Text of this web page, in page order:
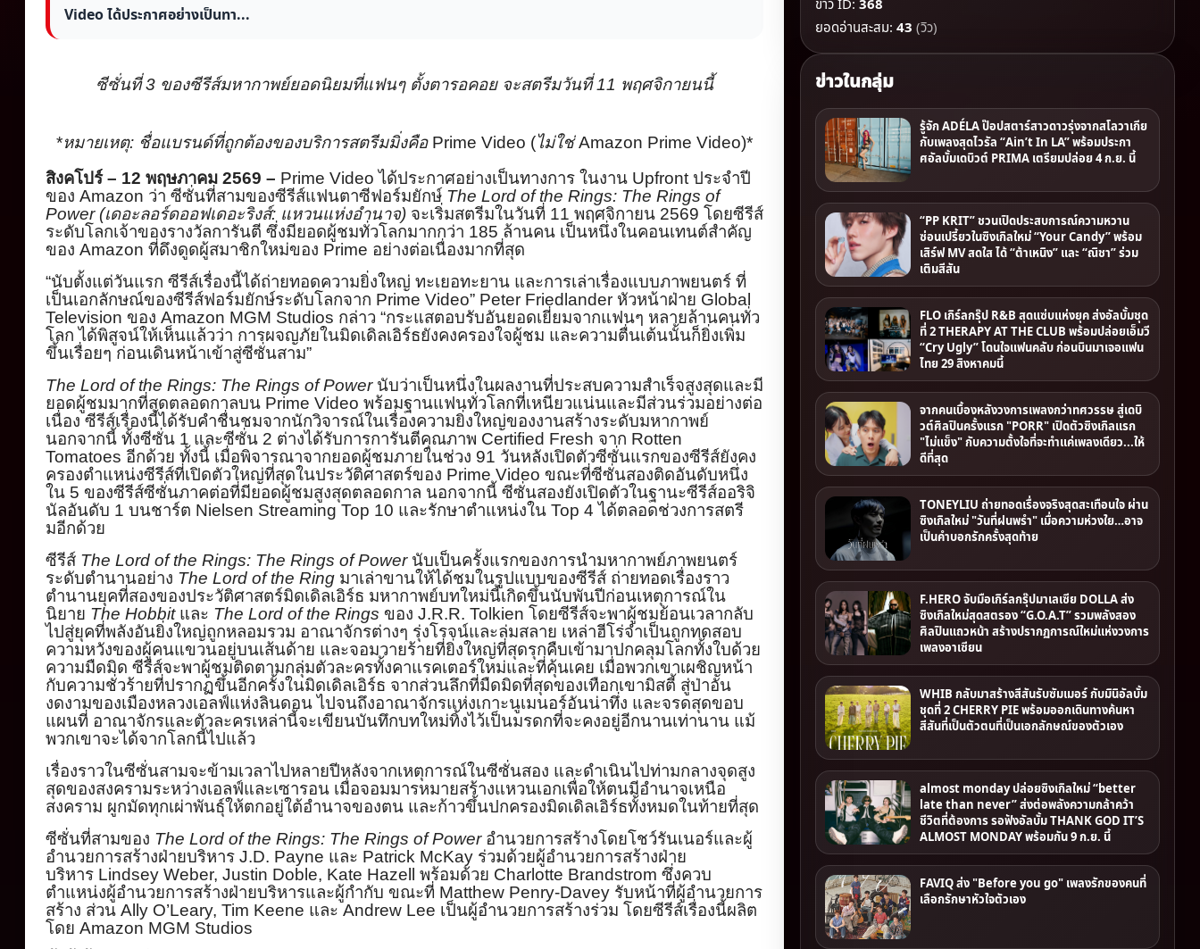
Video ได้ประกาศอย่างเป็นทา...
ซีซั่นที่ 3 ของซีรีส์มหากาพย์ยอดนิยมที่แฟนๆ ตั้งตารอคอย จะสตรีมวันที่ 11 พฤศจิกายนนี้
*หมายเหตุ: ชื่อแบรนด์ที่ถูกต้องของบริการสตรีมมิ่งคือ Prime Video (ไม่ใช่Amazon Prime Video)*
สิงคโปร์ – 12 พฤษภาคม 2569 – Prime Videoได้ประกาศอย่างเป็นทางการ ในงาน Upfront ประจำปี
ของ Amazon ว่า ซีซั่นที่สามของซีรีส์แฟนตาซีฟอร์มยักษ์ The Lord of the Rings: The Rings of
Power (เดอะลอร์ดออฟเดอะริงส์: แหวนแห่งอำนาจ) จะเริ่มสตรีมในวันที่ 11 พฤศจิกายน 2569 โดยซีรีส์
ระดับโลกเจ้าของรางวัลการันตี ซึ่งมียอดผู้ชมทั่วโลกมากกว่า 185 ล้านคน เป็นหนึ่งในคอนเทนต์สำคัญ
ของ Amazon ที่ดึงดูดผู้สมาชิกใหม่ของ Prime อย่างต่อเนื่องมากที่สุด
“นับตั้งแต่วันแรก ซีรีส์เรื่องนี้ได้ถ่ายทอดความยิ่งใหญ่ ทะเยอทะยาน และการเล่าเรื่องแบบภาพยนตร์ ที่
เป็นเอกลักษณ์ของซีรีส์ฟอร์มยักษ์ระดับโลกจาก Prime Video” Peter Friedlander หัวหน้าฝ่าย Global
Television ของ Amazon MGM Studios กล่าว “กระแสตอบรับอันยอดเยี่ยมจากแฟนๆ หลายล้านคนทั่ว
โลก ได้พิสูจน์ให้เห็นแล้วว่า การผจญภัยในมิดเดิลเอิร์ธยังคงครองใจผู้ชม และความตื่นเต้นนั้นก็ยิ่งเพิ่ม
ขึ้นเรื่อยๆ ก่อนเดินหน้าเข้าสู่ซีซั่นสาม”
The Lord of the Rings: The Rings of Power นับว่าเป็นหนึ่งในผลงานที่ประสบความสำเร็จสูงสุดและมี
ยอดผู้ชมมากที่สุดตลอดกาลบน Prime Video พร้อมฐานแฟนทั่วโลกที่เหนียวแน่นและมีส่วนร่วมอย่างต่อ
เนื่อง ซีรีส์เรื่องนี้ได้รับคำชื่นชมจากนักวิจารณ์ในเรื่องความยิ่งใหญ่ของงานสร้างระดับมหากาพย์
นอกจากนี้ ทั้งซีซั่น 1 และซีซั่น 2 ต่างได้รับการการันตีคุณภาพ Certified Fresh จาก Rotten
Tomatoes อีกด้วย ทั้งนี้ เมื่อพิจารณาจากยอดผู้ชมภายในช่วง 91 วันหลังเปิดตัวซีซั่นแรกของซีรีส์ยังคง
ครองตำแหน่งซีรีส์ที่เปิดตัวใหญ่ที่สุดในประวัติศาสตร์ของ Prime Video ขณะที่ซีซั่นสองติดอันดับหนึ่ง
ใน 5 ของซีรีส์ซีซั่นภาคต่อที่มียอดผู้ชมสูงสุดตลอดกาล นอกจากนี้ ซีซั่นสองยังเปิดตัวในฐานะซีรีส์ออริจิ
นัลอันดับ 1 บนชาร์ต Nielsen Streaming Top 10 และรักษาตำแหน่งใน Top 4 ได้ตลอดช่วงการสตรี
มอีกด้วย
ซีรีส์ The Lord of the Rings: The Rings of Power นับเป็นครั้งแรกของการนำมหากาพย์ภาพยนตร์
ระดับตำนานอย่าง The Lord of the Ring มาเล่าขานให้ได้ชมในรูปแบบของซีรีส์ ถ่ายทอดเรื่องราว
ตำนานยุคที่สองของประวัติศาสตร์มิดเดิลเอิร์ธ มหากาพย์บทใหม่นี้เกิดขึ้นนับพันปีก่อนเหตุการณ์ใน
นิยาย The Hobbit และ The Lord of the Rings ของ J.R.R. Tolkien โดยซีรีส์จะพาผู้ชมย้อนเวลากลับ
ไปสู่ยุคที่พลังอันยิ่งใหญ่ถูกหลอมรวม อาณาจักรต่างๆ รุ่งโรจน์และล่มสลาย เหล่าฮีโร่จำเป็นถูกทดสอบ
ความหวังของผู้คนแขวนอยู่บนเส้นด้าย และจอมวายร้ายที่ยิ่งใหญ่ที่สุดรุกคืบเข้ามาปกคลุมโลกทั้งใบด้วย
ความมืดมิด ซีรีส์จะพาผู้ชมติดตามกลุ่มตัวละครทั้งคาแรคเตอร์ใหม่และที่คุ้นเคย เมื่อพวกเขาเผชิญหน้า
กับความชั่วร้ายที่ปรากฏขึ้นอีกครั้งในมิดเดิลเอิร์ธ จากส่วนลึกที่มืดมิดที่สุดของเทือกเขามิสตี้ สู่ป่าอัน
งดงามของเมืองหลวงเอลฟ์แห่งลินดอน ไปจนถึงอาณาจักรแห่งเกาะนูเมนอร์อันน่าทึ่ง และจรดสุดขอบ
แผนที่ อาณาจักรและตัวละครเหล่านี้จะเขียนบันทึกบทใหม่ทิ้งไว้เป็นมรดกที่จะคงอยู่อีกนานเท่านาน แม้
พวกเขาจะได้จากโลกนี้ไปแล้ว
เรื่องราวในซีซั่นสามจะข้ามเวลาไปหลายปีหลังจากเหตุการณ์ในซีซั่นสอง และดำเนินไปท่ามกลางจุดสูง
สุดของสงครามระหว่างเอลฟ์และเซารอน เมื่อจอมมารหมายสร้างแหวนเอกเพื่อให้ตนมีอำนาจเหนือ
สงคราม ผูกมัดทุกเผ่าพันธุ์ให้ตกอยู่ใต้อำนาจของตน และก้าวขึ้นปกครองมิดเดิลเอิร์ธทั้งหมดในท้ายที่สุด
ซีซั่นที่สามของ The Lord of the Rings: The Rings of Power อำนวยการสร้างโดยโชว์รันเนอร์และผู้
อำนวยการสร้างฝ่ายบริหาร J.D. Payne และ Patrick McKay ร่วมด้วยผู้อำนวยการสร้างฝ่าย
บริหาร Lindsey Weber, Justin Doble, Kate Hazell พร้อมด้วย Charlotte Brandstrom ซึ่งควบ
ตำแหน่งผู้อำนวยการสร้างฝ่ายบริหารและผู้กำกับ ขณะที่ Matthew Penry-Davey รับหน้าที่ผู้อำนวยการ
สร้าง ส่วน Ally O’Leary, Tim Keene และ Andrew Lee เป็นผู้อำนวยการสร้างร่วม โดยซีรีส์เรื่องนี้ผลิต
โดย Amazon MGM Studios
ข่าว ID: 368
ยอดอ่านสะสม: 43 (วิว)
ข่าวในกลุ่ม
รู้จัก ADÉLA ป๊อปสตาร์สาวดาวรุ่งจากสโลวาเกีย
กับเพลงสุดไวรัล “Ain’t In LA” พร้อมประกา
ศอัลบั้มเดบิวต์ PRIMA เตรียมปล่อย 4 ก.ย. นี้
“PP KRIT” ชวนเปิดประสบการณ์ความหวาน
ซ่อนเปรี้ยวในซิงเกิลใหม่ “Your Candy” พร้อม
เสิร์ฟ MV สดใส ได้ “ต้าเหนิง” และ “ณิชา” ร่วม
เติมสีสัน
FLO เกิร์ลกรุ๊ป R&B สุดแซ่บแห่งยุค ส่งอัลบั้มชุด
ที่ 2 THERAPY AT THE CLUB พร้อมปล่อยเอ็มวี
“Cry Ugly” โดนใจแฟนคลับ ก่อนบินมาเจอแฟน
ไทย 29 สิงหาคมนี้
จากคนเบื้องหลังวงการเพลงกว่าทศวรรษ สู่เดบิ
วต์ศิลปินครั้งแรก "PORR" เปิดตัวซิงเกิลแรก
"ไม่แข็ง" กับความตั้งใจที่จะทำแค่เพลงเดียว...ให้
ดีที่สุด
TONEYLIU ถ่ายทอดเรื่องจริงสุดสะเทือนใจ ผ่าน
ซิงเกิลใหม่ "วันที่ฝนพรำ" เมื่อความห่วงใย…อาจ
เป็นคำบอกรักครั้งสุดท้าย
F.HERO จับมือเกิร์ลกรุ๊ปมาเลเซีย DOLLA ส่ง
ซิงเกิลใหม่สุดสตรอง “G.O.A.T” รวมพลังสอง
ศิลปินแถวหน้า สร้างปรากฏการณ์ใหม่แห่งวงการ
เพลงอาเซียน
WHIB กลับมาสร้างสีสันรับซัมเมอร์ กับมินิอัลบั้ม
ชุดที่ 2 CHERRY PIE พร้อมออกเดินทางค้นหา
สีสันที่เป็นตัวตนที่เป็นเอกลักษณ์ของตัวเอง
almost monday ปล่อยซิงเกิลใหม่ “better
late than never” ส่งต่อพลังความกล้าคว้า
ชีวิตที่ต้องการ รอฟังอัลบั้ม THANK GOD IT’S
ALMOST MONDAY พร้อมกัน 9 ก.ย. นี้
FAVIQ ส่ง "Before you go" เพลงรักของคนที่
เลือกรักษาหัวใจตัวเอง